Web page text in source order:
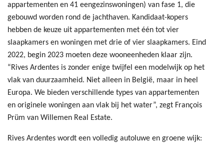
appartementen en 41 eengezinswoningen) van fase 1, die
gebouwd worden rond de jachthaven. Kandidaat-kopers
hebben de keuze uit appartementen met één tot vier
slaapkamers en woningen met drie of vier slaapkamers. Eind
2022, begin 2023 moeten deze wooneenheden klaar zijn.
“Rives Ardentes is zonder enige twijfel een modelwijk op het
vlak van duurzaamheid. Niet alleen in België, maar in heel
Europa. We bieden verschillende types van appartementen
en originele woningen aan vlak bij het water”, zegt François
Prüm van Willemen Real Estate.
Rives Ardentes wordt een volledig autoluwe en groene wijk: